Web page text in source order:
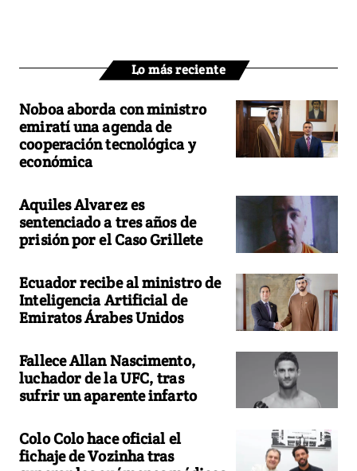
Lo más reciente
Noboa aborda con ministro
emiratí una agenda de
cooperación tecnológica y
económica
Aquiles Alvarez es
sentenciado a tres años de
prisión por el Caso Grillete
Ecuador recibe al ministro de
Inteligencia Artificial de
Emiratos Árabes Unidos
Fallece Allan Nascimento,
luchador de la UFC, tras
sufrir un aparente infarto
Colo Colo hace oficial el
fichaje de Vozinha tras